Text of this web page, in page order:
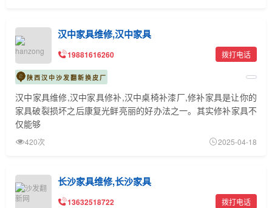
汉中家具维修,汉中家具
19881616260 拨打电话
陕西汉中沙发翻新换皮厂
汉中家具维修,汉中家具修补,汉中桌椅补漆厂,修补家具是让你的
家具破裂损坏之后康复光鲜亮丽的好办法之一。其实修补家具不
仅能够
420次 2025-04-18
长沙家具维修,长沙家具
13632518722 拨打电话